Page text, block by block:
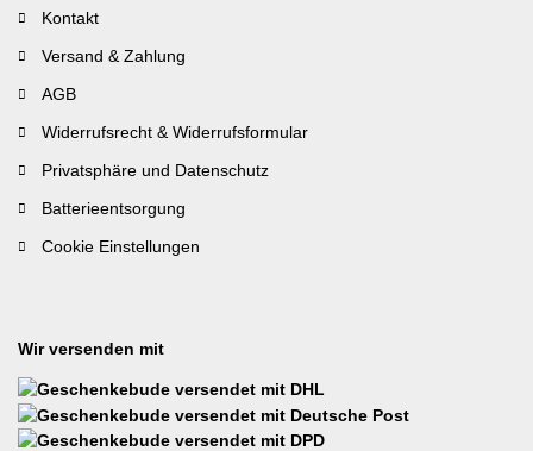
Kontakt
Versand & Zahlung
AGB
Widerrufsrecht & Widerrufsformular
Privatsphäre und Datenschutz
Batterieentsorgung
Cookie Einstellungen
Wir versenden mit